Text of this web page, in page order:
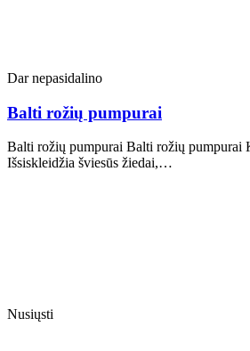
Dar nepasidalino
Balti rožių pumpurai
Balti rožių pumpurai Balti rožių pumpurai
Išsiskleidžia šviesūs žiedai,…
Nusiųsti